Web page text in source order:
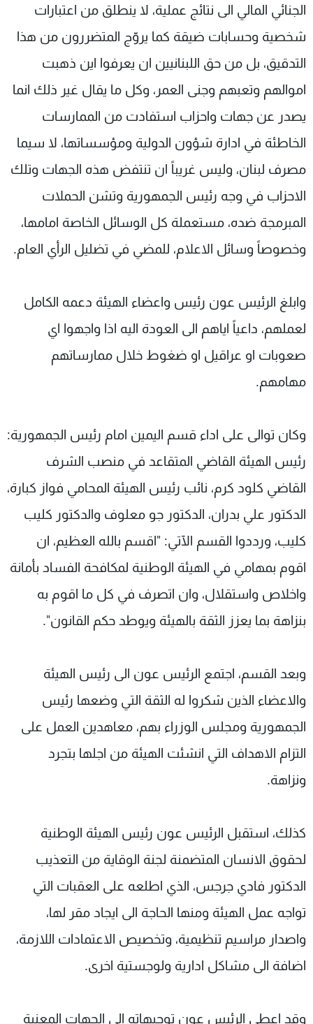
الجنائي المالي الى نتائج عملية، لا ينطلق من اعتبارات
شخصية وحسابات ضيقة كما يروّج المتضررون من هذا
التدقيق، بل من حق اللبنانيين ان يعرفوا اين ذهبت
اموالهم وتعبهم وجنى العمر، وكل ما يقال غير ذلك انما
يصدر عن جهات واحزاب استفادت من الممارسات
الخاطئة في ادارة شؤون الدولية ومؤسساتها، لا سيما
مصرف لبنان، وليس غريباً ان تنتفض هذه الجهات وتلك
الاحزاب في وجه رئيس الجمهورية وتشن الحملات
المبرمجة ضده، مستعملة كل الوسائل الخاصة امامها،
وخصوصاً وسائل الاعلام، للمضي في تضليل الرأي العام.
وابلغ الرئيس عون رئيس واعضاء الهيئة دعمه الكامل
لعملهم، داعياً اياهم الى العودة اليه اذا واجهوا اي
صعوبات او عراقيل او ضغوط خلال ممارساتهم
مهامهم.
وكان توالى على اداء قسم اليمين امام رئيس الجمهورية:
رئيس الهيئة القاضي المتقاعد في منصب الشرف
القاضي كلود كرم، نائب رئيس الهيئة المحامي فواز كبارة،
الدكتور علي بدران، الدكتور جو معلوف والدكتور كليب
كليب، ورددوا القسم الآتي: "اقسم بالله العظيم، ان
اقوم بمهامي في الهيئة الوطنية لمكافحة الفساد بأمانة
واخلاص واستقلال، وان اتصرف في كل ما اقوم به
بنزاهة بما يعزز الثقة بالهيئة ويوطد حكم القانون".
وبعد القسم، اجتمع الرئيس عون الى رئيس الهيئة
والاعضاء الذين شكروا له الثقة التي وضعها رئيس
الجمهورية ومجلس الوزراء بهم، معاهدين العمل على
التزام الاهداف التي انشئت الهيئة من اجلها بتجرد
ونزاهة.
كذلك، استقبل الرئيس عون رئيس الهيئة الوطنية
لحقوق الانسان المتضمنة لجنة الوقاية من التعذيب
الدكتور فادي جرجس، الذي اطلعه على العقبات التي
تواجه عمل الهيئة ومنها الحاجة الى ايجاد مقر لها،
واصدار مراسيم تنظيمية، وتخصيص الاعتمادات اللازمة،
اضافة الى مشاكل ادارية ولوجستية اخرى.
وقد اعطى الرئيس عون توجيهاته الى الجهات المعنية